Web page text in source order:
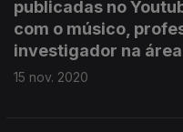
publicadas no
com o músico,
investigador na
15 nov. 2020